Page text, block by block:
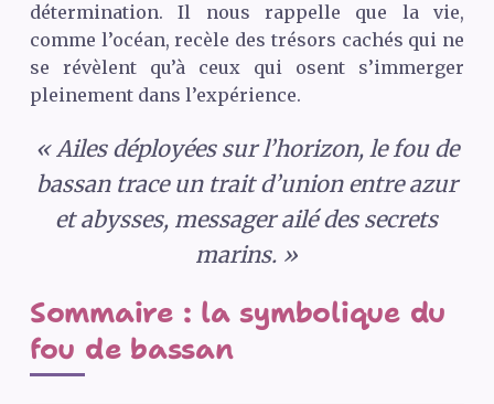
détermination. Il nous rappelle que la vie,
comme l’océan, recèle des trésors cachés qui ne
se révèlent qu’à ceux qui osent s’immerger
pleinement dans l’expérience.
« Ailes déployées sur l’horizon, le fou de
bassan trace un trait d’union entre azur
et abysses, messager ailé des secrets
marins. »
Sommaire : la symbolique du
fou de bassan